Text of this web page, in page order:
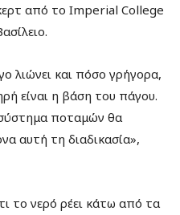
από το Imperial College
λιώνει και πόσο γρήγορα,
είναι η βάση του πάγου.
ποταμών θα
αυτή τη διαδικασία»,
το νερό ρέει κάτω από τα